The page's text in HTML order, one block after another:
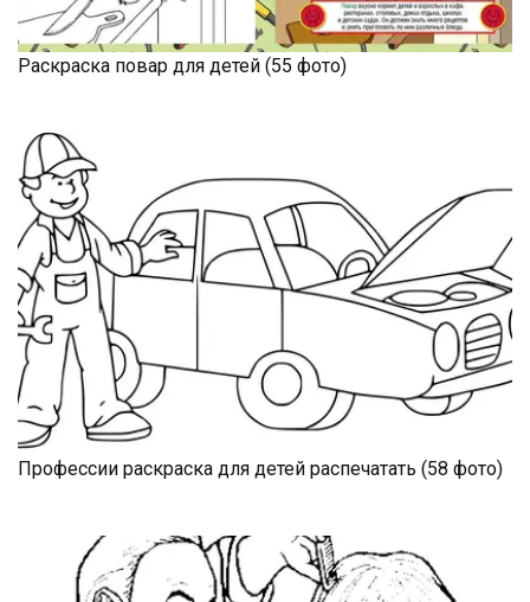
Раскраска повар для детей (55 фото)
Профессии раскраска для детей распечатать (58 фото)